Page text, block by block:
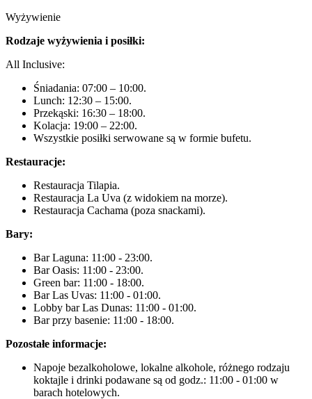
Wyżywienie
Rodzaje wyżywienia i posiłki:
All Inclusive:
Śniadania: 07:00 – 10:00.
Lunch: 12:30 – 15:00.
Przekąski: 16:30 – 18:00.
Kolacja: 19:00 – 22:00.
Wszystkie posiłki serwowane są w formie bufetu.
Restauracje:
Restauracja Tilapia.
Restauracja La Uva (z widokiem na morze).
Restauracja Cachama (poza snackami).
Bary:
Bar Laguna: 11:00 - 23:00.
Bar Oasis: 11:00 - 23:00.
Green bar: 11:00 - 18:00.
Bar Las Uvas: 11:00 - 01:00.
Lobby bar Las Dunas: 11:00 - 01:00.
Bar przy basenie: 11:00 - 18:00.
Pozostałe informacje:
Napoje bezalkoholowe, lokalne alkohole, różnego rodzaju
koktajle i drinki podawane są od godz.: 11:00 - 01:00 w
barach hotelowych.